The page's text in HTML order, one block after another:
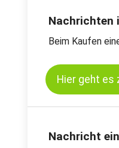
Nachrichten
Beim Kaufen
Hier geht es
Nachricht